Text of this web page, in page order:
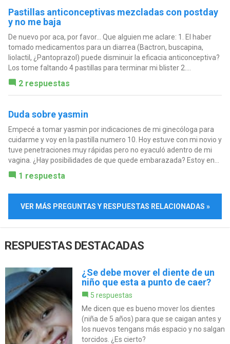
Pastillas anticonceptivas mezcladas con postday
y no me baja
De nuevo por aca, por favor... Que alguien me aclare: 1. El haber
tomado medicamentos para un diarrea (Bactron, buscapina,
liolactil, ¿Pantoprazol) puede disminuir la eficacia anticonceptiva?
Los tome faltando 4 pastillas para terminar mi blister 2....
2 respuestas
Duda sobre yasmin
Empecé a tomar yasmin por indicaciones de mi ginecóloga para
cuidarme y voy en la pastilla numero 10. Hoy estuve con mi novio y
tuve penetraciones muy rápidas pero no eyaculó adentro de mi
vagina. ¿Hay posibilidades de que quede embarazada? Estoy en...
1 respuesta
VER MÁS PREGUNTAS Y RESPUESTAS RELACIONADAS »
RESPUESTAS DESTACADAS
¿Se debe mover el diente de un
niño que esta a punto de caer?
5 respuestas
Me dicen que es bueno mover los dientes
(niña de 5 años) para que se caigan antes y
los nuevos tengans más espacio y no salgan
torcidos. ¿Es cierto?